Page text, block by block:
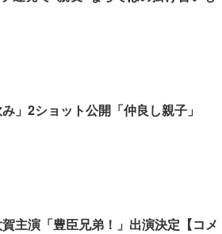
」2ショット公開「仲良し親子」
主演「豊臣兄弟！」出演決定【コメ